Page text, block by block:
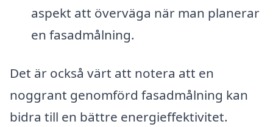
aspekt att överväga när man planerar
en fasadmålning.
Det är också värt att notera att en
noggrant genomförd fasadmålning kan
bidra till en bättre energieffektivitet.